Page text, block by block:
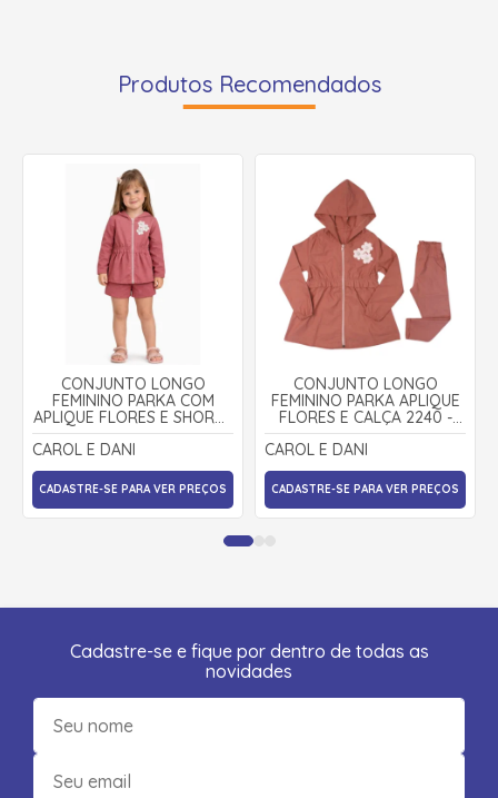
Produtos Recomendados
CONJUNTO LONGO
FEMININO PARKA COM
APLIQUE FLORES E SHORTS
2207 - CAROL E DANI
CAROL E DANI
CADASTRE-SE PARA VER PREÇOS
CONJUNTO LONGO
FEMININO PARKA APLIQUE
FLORES E CALÇA 2240 -
CAROL E DANI
CAROL E DANI
CADASTRE-SE PARA VER PREÇOS
Cadastre-se e fique por dentro de todas as
novidades